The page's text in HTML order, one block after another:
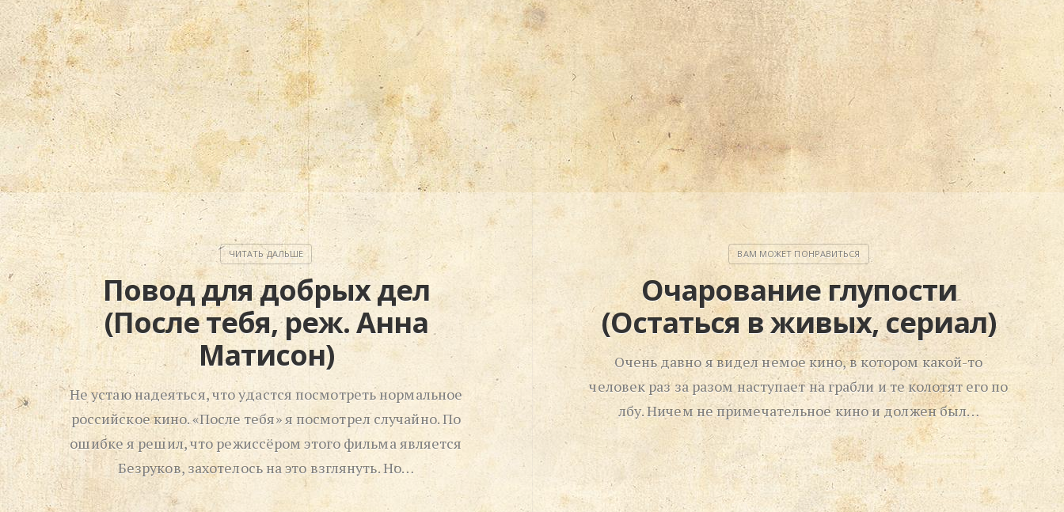
Повод для добрых дел
(После тебя, реж. Анна
Матисон)
Не устаю надеяться, что удастся посмотреть нормальное
российское кино. «После тебя» я посмотрел случайно. По
ошибке я решил, что режиссёром этого фильма является
Безруков, захотелось на это взглянуть. Но…
Очарование глупости
(Остаться в живых, сериал)
Очень давно я видел немое кино, в котором какой-то
человек раз за разом наступает на грабли и те колотят его по
лбу. Ничем не примечательное кино и должен был…